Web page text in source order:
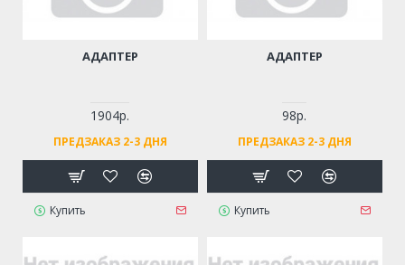
АДАПТЕР
1904р.
ПРЕДЗАКАЗ 2-3 ДНЯ
Купить
АДАПТЕР
98р.
ПРЕДЗАКАЗ 2-3 ДНЯ
Купить